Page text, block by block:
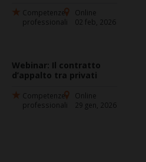
Competenze
professionali
Online
02 feb, 2026
Webinar: Il contratto
d’appalto tra privati
Competenze
professionali
Online
29 gen, 2026